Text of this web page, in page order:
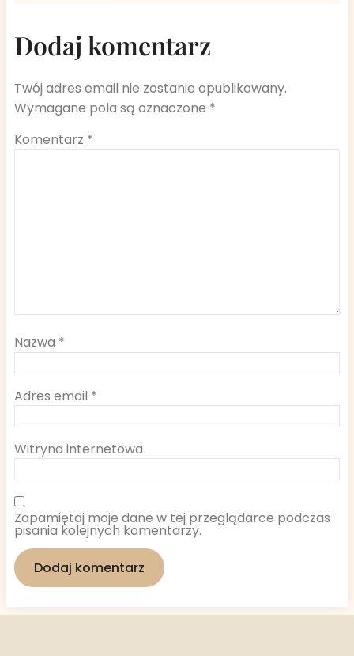
Dodaj komentarz
Twój adres email nie zostanie opublikowany.
Wymagane pola są oznaczone *
Komentarz *
Nazwa *
Adres email *
Witryna internetowa
Zapamiętaj moje dane w tej przeglądarce podczas
pisania kolejnych komentarzy.